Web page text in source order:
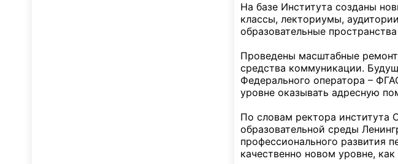
На базе Института созданы
классы, лекториумы,
образовательные
Проведены масштабные
средства коммуникации.
Федерального оператора –
уровне оказывать адресную
По словам ректора института
образовательной среды
профессионального развития
качественно новом уровне,